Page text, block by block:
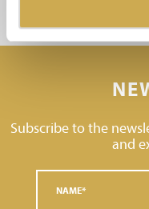
Subscribe to the
and